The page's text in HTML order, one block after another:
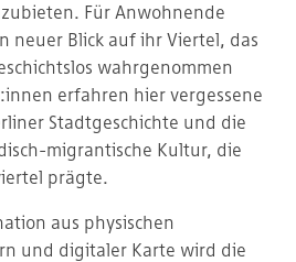
Für Anwohnende
neuer Blick auf ihr Viertel, das
wahrgenommen
erfahren hier vergessene
Stadtgeschichte und die
migrantische Kultur, die
prägte.
aus physischen
und digitaler Karte wird die